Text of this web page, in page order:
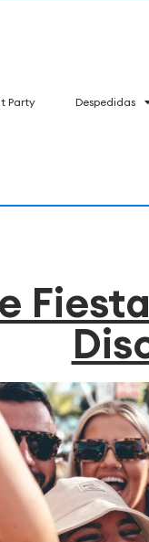
Party Despedidas